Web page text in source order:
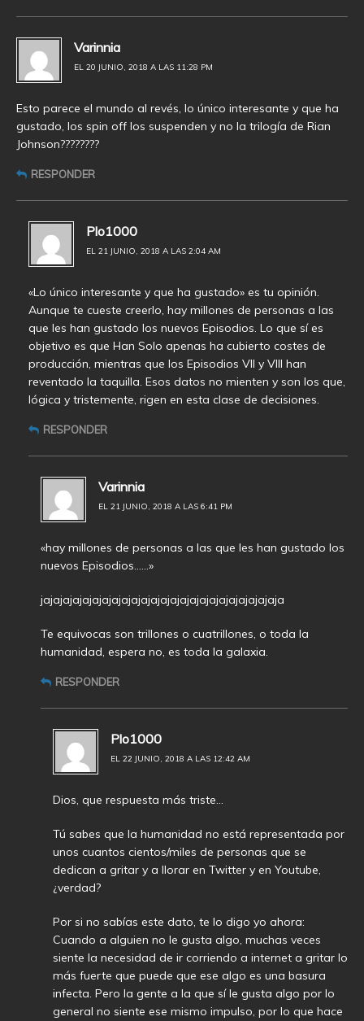
Varinnia
EL 20 JUNIO, 2018 A LAS 11:28 PM
Esto parece el mundo al revés, lo único interesante y que ha
gustado, los spin off los suspenden y no la trilogía de Rian
Johnson????????
RESPONDER
Plo1000
EL 21 JUNIO, 2018 A LAS 2:04 AM
«Lo único interesante y que ha gustado» es tu opinión.
Aunque te cueste creerlo, hay millones de personas a las
que les han gustado los nuevos Episodios. Lo que sí es
objetivo es que Han Solo apenas ha cubierto costes de
producción, mientras que los Episodios VII y VIII han
reventado la taquilla. Esos datos no mienten y son los que,
lógica y tristemente, rigen en esta clase de decisiones.
RESPONDER
Varinnia
EL 21 JUNIO, 2018 A LAS 6:41 PM
«hay millones de personas a las que les han gustado los
nuevos Episodios……»
jajajajajajajajajajajajajajajajajajajajajajajajaja
Te equivocas son trillones o cuatrillones, o toda la
humanidad, espera no, es toda la galaxia.
RESPONDER
Plo1000
EL 22 JUNIO, 2018 A LAS 12:42 AM
Dios, que respuesta más triste…
Tú sabes que la humanidad no está representada por
unos cuantos cientos/miles de personas que se
dedican a gritar y a llorar en Twitter y en Youtube,
¿verdad?
Por si no sabías este dato, te lo digo yo ahora:
Cuando a alguien no le gusta algo, muchas veces
siente la necesidad de ir corriendo a internet a gritar lo
más fuerte que puede que ese algo es una basura
infecta. Pero la gente a la que sí le gusta algo por lo
general no siente ese mismo impulso, por lo que hace